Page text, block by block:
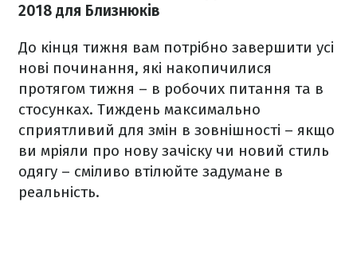
2018 для Близнюків
До кінця тижня вам потрібно завершити усі
нові починання, які накопичилися
протягом тижня – в робочих питання та в
стосунках. Тиждень максимально
сприятливий для змін в зовнішності – якщо
ви мріяли про нову зачіску чи новий стиль
одягу – сміливо втілюйте задумане в
реальність.